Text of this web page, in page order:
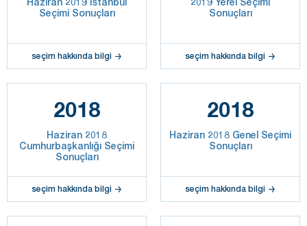
Seçimi Sonuçları
seçim hakkında bilgi
Sonuçları
seçim hakkında bilgi
2018
Haziran 2018
Cumhurbaşkanlığı Seçimi
Sonuçları
seçim hakkında bilgi
2018
Haziran 2018 Genel Seçimi
Sonuçları
seçim hakkında bilgi